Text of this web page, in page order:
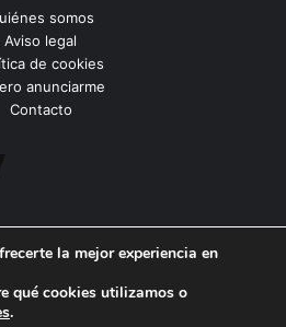
somos
Aviso legal
de cookies
anunciarme
Contacto
los derechos reservados |
la mejor experiencia en
qué cookies utilizamos o
.